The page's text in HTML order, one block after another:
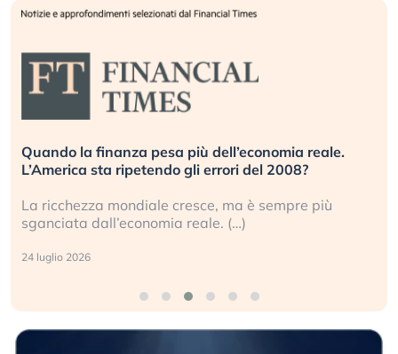
Quando la finanza pesa più dell’economia reale.
L’America sta ripetendo gli errori del 2008?
La ricchezza mondiale cresce, ma è sempre più
sganciata dall’economia reale. (…)
24 luglio 2026